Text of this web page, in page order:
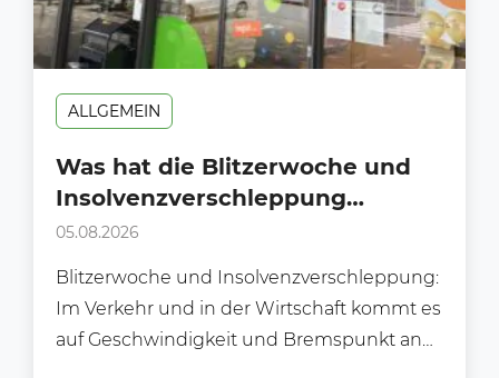
ALLGEMEIN
Was hat die Blitzerwoche und
Insolvenzverschleppung
gemeinsam?
05.08.2026
Blitzerwoche und Insolvenzverschleppung:
Im Verkehr und in der Wirtschaft kommt es
auf Geschwindigkeit und Bremspunkt an